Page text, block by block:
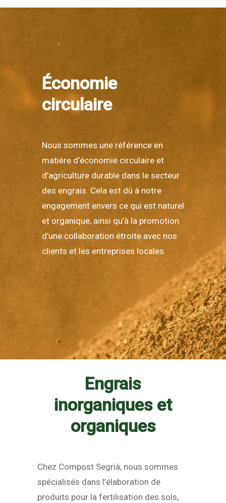
Économie
circulaire
Nous sommes une référence en
matière d’économie circulaire et
d’agriculture durable dans le secteur
des engrais. Cela est dû à notre
engagement envers ce qui est naturel
et organique, ainsi qu’à la promotion
d’une collaboration étroite avec nos
clients et les entreprises locales.
Engrais
inorganiques et
organiques
Chez Compost Segrià, nous sommes
spécialisés dans l’élaboration de
produits pour la fertilisation des sols,